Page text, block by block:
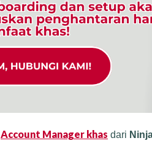
Account Manager khas dari